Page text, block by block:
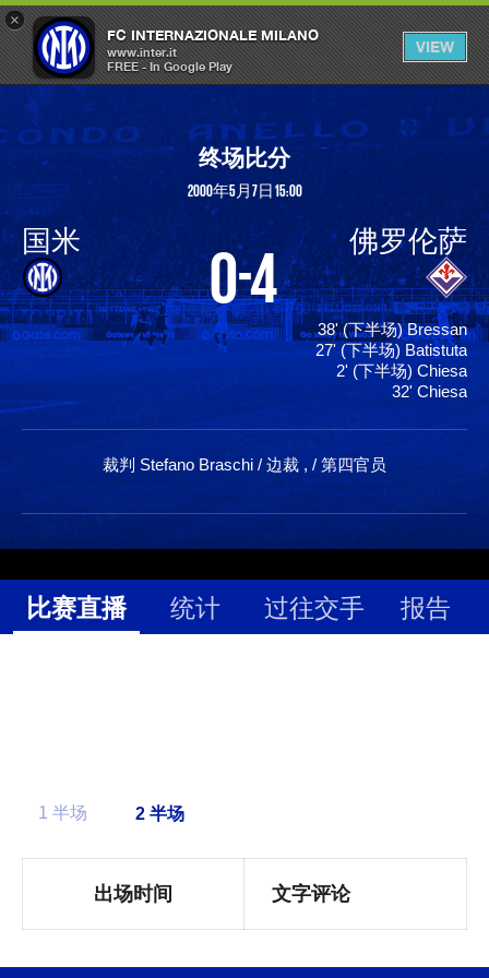
×
FC INTERNAZIONALE MILANO
www.inter.it
FREE - In Google Play
VIEW
OPEN
MENU
终场比分
2000年5月7日 15:00
国米 0-4 佛罗伦萨
38' (下半场) Bressan
27' (下半场) Batistuta
2' (下半场) Chiesa
32' Chiesa
裁判 Stefano Braschi / 边裁 , / 第四官员
比赛直播 统计 过往交手 报告
1 半场
出场时间 文字评论